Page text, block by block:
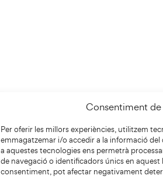
Consentiment
Per oferir les millors experiències, utilitzem
emmagatzemar i/o accedir a la informació
a aquestes tecnologies ens permetrà
de navegació o identificadors únics en
consentiment, pot afectar negativament